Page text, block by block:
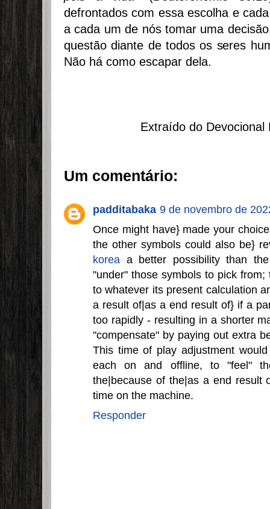
defrontados com essa escolha e
a cada um de nós tomar uma
questão diante de todos os seres
Não há como escapar dela.
Extraído do Devocional
Um comentário:
padditabaka 9 de novembro de
Once might have} made your
the other symbols could also be}
korea a better possibility than
"under" those symbols to pick
to whatever its present calculation
a result of|as a end result of} if a
too rapidly - resulting in a shorter
"compensate" by paying out extra
This time of play adjustment
each on and offline, to "feel"
the|because of the|as a end result
time on the machine.
Responder